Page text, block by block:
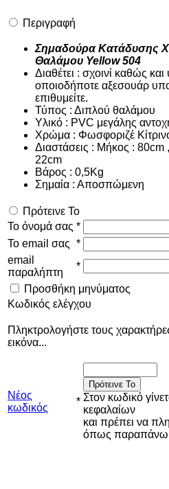
Περιγραφή
Σημαδούρα Κατάδυσης
Θαλάμου Yellow 504
Διαθέτει : σχοινί καθώς
οποιοδήποτε αξεσουάρ
επιθυμείτε.
Τύπος : Διπλού θαλάμου
Υλικό : PVC μεγάλης
Χρώμα : Φωσφοριζέ
Διαστάσεις : Μήκος :
22cm
Βάρος : 0,5Kg
Σημαία : Αποσπώμενη
Πρότεινε Το
Το όνομά σας *
Το email σας *
email
παραλήπτη
*
Προσθήκη μηνύματος
Κωδικός ελέγχου
Πληκτρολογήστε τους
εικόνα...
Νέος
κωδικός
*
Πρότεινε Το
Στον κωδικό
κεφαλαίων
και πρέπει να
όπως